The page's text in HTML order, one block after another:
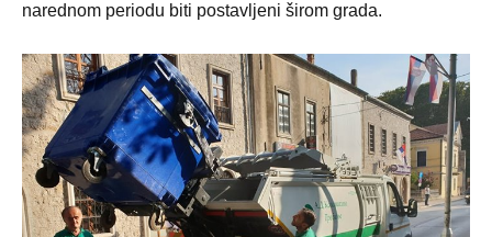
narednom periodu biti postavljeni širom grada.